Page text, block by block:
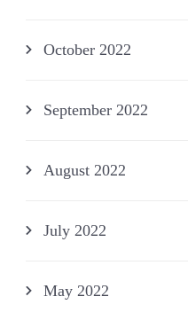
October 2022
September 2022
August 2022
July 2022
May 2022